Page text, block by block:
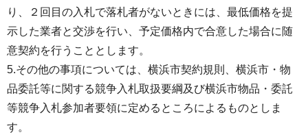
り、２回目の入札で落札者がないときには、最低価格を提
示した業者と交渉を行い、予定価格内で合意した場合に随
意契約を行うこととします。
5.その他の事項については、横浜市契約規則、横浜市・物
品委託等に関する競争入札取扱要綱及び横浜市物品・委託
等競争入札参加者要領に定めるところによるものとしま
す。